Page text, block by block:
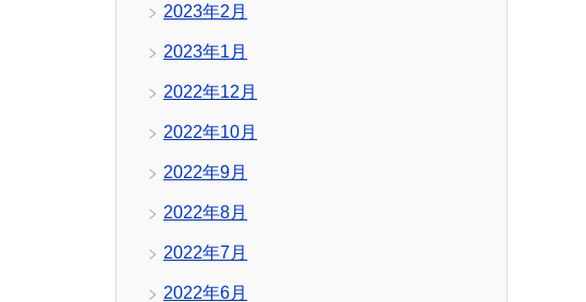
2023年2月
2023年1月
2022年12月
2022年10月
2022年9月
2022年8月
2022年7月
2022年6月